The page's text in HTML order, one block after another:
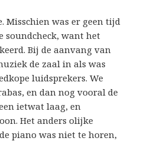
Misschien was er geen tijd
soundcheck, want het
Bij de aanvang van
de zaal in als was
luidsprekers. We
en dan nog vooral de
ietwat laag, en
Het anders olijke
piano was niet te horen,